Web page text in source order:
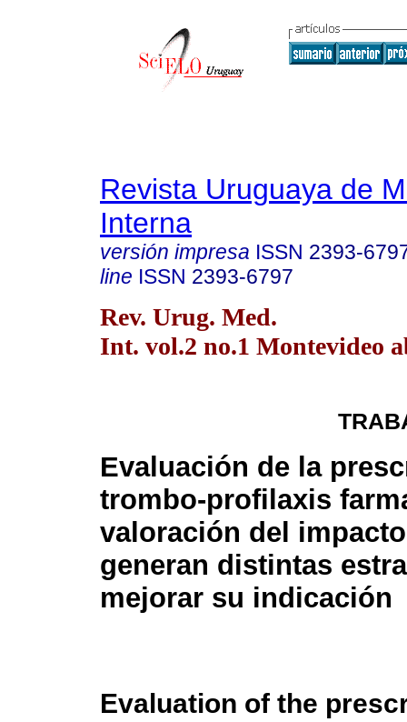
Revista Uruguaya de
Interna
versión impresa ISSN 2393-
line ISSN 2393-6797
Rev. Urug. Med.
Int. vol.2 no.1 Montevideo
Evaluación de la
trombo-profilaxis
valoración del
generan distintas
mejorar su indicación
Evaluation of the